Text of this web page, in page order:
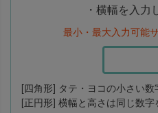
柱周りのカットや中央く
それぞれの辺のサイズを
必ず“横幅”に
さ”にはタテの数字の合計
ください。
・横幅を入力
最小・最大入力可能
[四角形] タテ・ヨコの小さい数
[正円形] 横幅と高さは同じ数字